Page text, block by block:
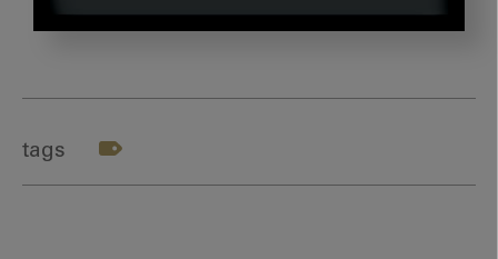
し
じ
り
tags